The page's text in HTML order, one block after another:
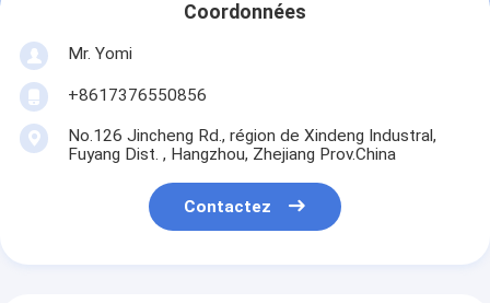
Coordonnées
Mr. Yomi
+8617376550856
No.126 Jincheng Rd., région de Xindeng Industral,
Fuyang Dist. , Hangzhou, Zhejiang Prov.China
Contactez